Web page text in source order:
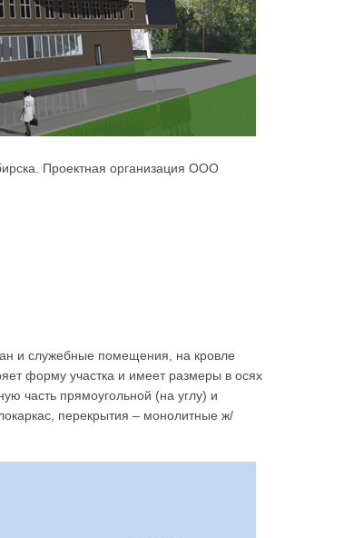
Проектная организация ООО
и служебные помещения, на кровле
форму участка и имеет размеры в осях
часть прямоугольной (на углу) и
перекрытия – монолитные ж/